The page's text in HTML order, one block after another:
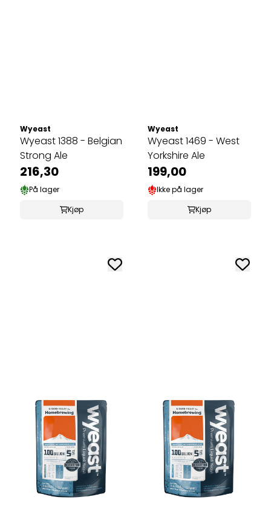
Wyeast
Wyeast 1388 - Belgian
Strong Ale
216,30
På lager
Kjøp
Wyeast
Wyeast 1469 - West
Yorkshire Ale
199,00
Ikke på lager
Kjøp